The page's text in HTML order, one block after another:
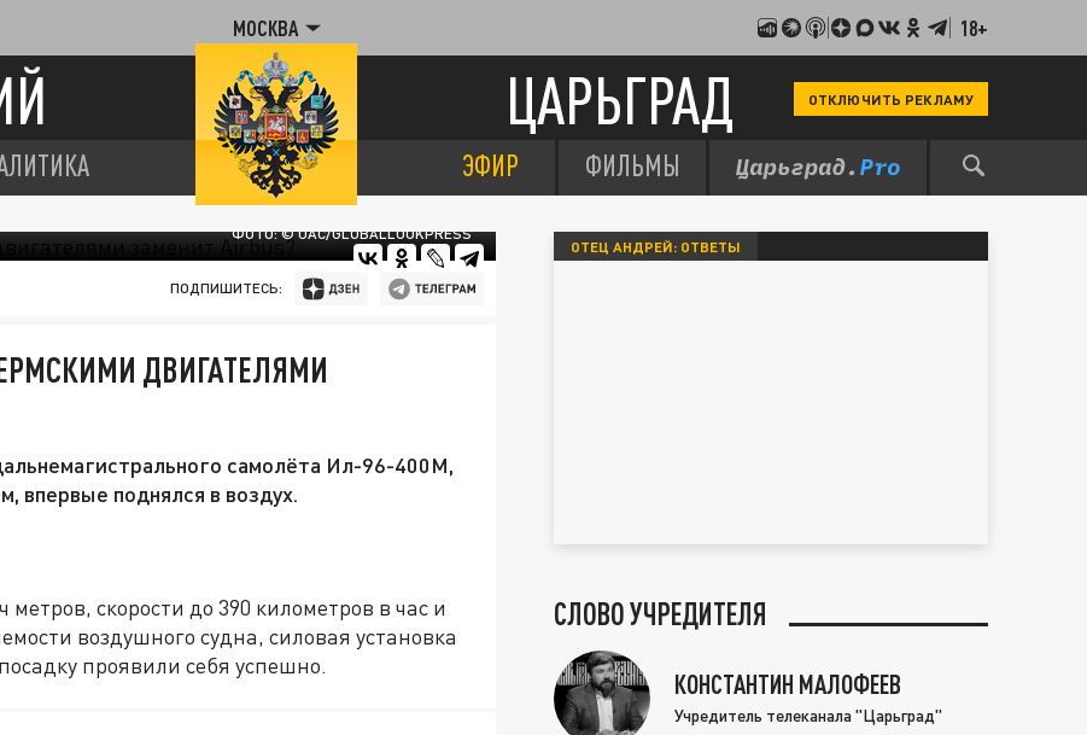
МОСКВА 18+
ЦАРЬГРАД ОТКЛЮЧИТЬ РЕКЛАМУ
ЭФИР ФИЛЬМЫ
ФОТО: © UAC/GLOBALLOOKPRESS
ПОДПИШИТЕСЬ:
ДВИГАТЕЛЯМИ
самолёта Ил-96-400М,
впервые поднялся в воздух.
скорости до 390 километров в час и
воздушного судна, силовая установка
проявили себя успешно.
ОТЕЦ АНДРЕЙ: ОТВЕТЫ
СЛОВО УЧРЕДИТЕЛЯ
КОНСТАНТИН МАЛОФЕЕВ
Учредитель телеканала "Царьград"